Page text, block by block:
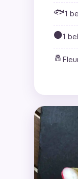
🐟1
⚫1
🧂